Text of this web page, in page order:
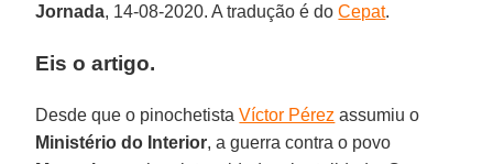
Jornada, 14-08-2020. A tradução é doCepat.
Eis o artigo.
Desde que o pinochetistaVíctor Pérez assumiu o
Ministério do Interior, a guerra contra o povo